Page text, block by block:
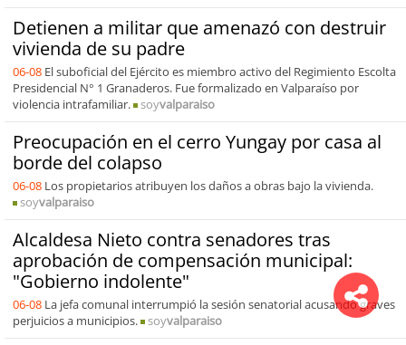
Detienen a militar que amenazó con destruir
vivienda de su padre
06-08 El suboficial del Ejército es miembro activo del Regimiento Escolta
Presidencial N° 1 Granaderos. Fue formalizado en Valparaíso por
violencia intrafamiliar.
soyvalparaiso
Preocupación en el cerro Yungay por casa al
borde del colapso
06-08 Los propietarios atribuyen los daños a obras bajo la vivienda.
soyvalparaiso
Alcaldesa Nieto contra senadores tras
aprobación de compensación municipal:
"Gobierno indolente"
06-08 La jefa comunal interrumpió la sesión senatorial acusando graves
perjuicios a municipios.
soyvalparaiso